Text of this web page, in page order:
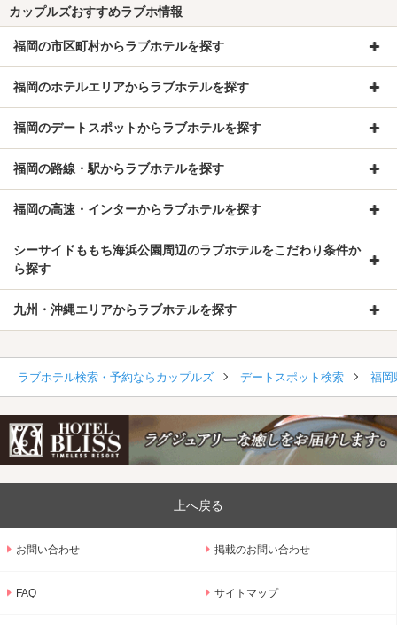
カップルズおすすめラブホ情報
福岡の市区町村からラブホテルを探す
福岡のホテルエリアからラブホテルを探す
福岡のデートスポットからラブホテルを探す
福岡の路線・駅からラブホテルを探す
福岡の高速・インターからラブホテルを探す
シーサイドももち海浜公園周辺のラブホテルをこだわり条件か
ら探す
九州・沖縄エリアからラブホテルを探す
ラブホテル検索・予約ならカップルズ デートスポット検索 福岡
上へ戻る
お問い合わせ 掲載のお問い合わせ
FAQ サイトマップ